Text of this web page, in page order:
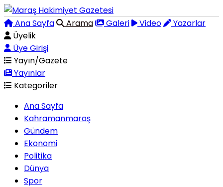
Ana Sayfa Arama Galeri Video
Yazarlar
Üyelik
Üye Girişi
Yayın/Gazete
Yayınlar
Kategoriler
Ana Sayfa
Kahramanmaraş
Gündem
Ekonomi
Politika
Dünya
Spor